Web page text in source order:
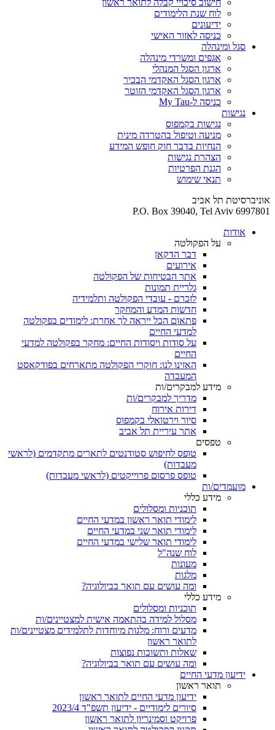
חישוב סיכויי קבלה לתואר ראשון
לוח שנת הלימודים
ידיעונים
כניסה לאזור האישי
סגל ומינהלה
אגפים ומשרדי מינהלה
ארגון הסגל המנהלי
ארגון הסגל האקדמי הבכיר
ארגון הסגל האקדמי הזוטר
כניסה ל-My Tau
נגישות
נגישות בקמפוס
מניעה וטיפול בהטרדה מינית
הנחיות בדבר חוק חופש המידע
הצהרת נגישות
הגנת הפרטיות
תנאי שימוש
אוניברסיטת תל אביב
P.O. Box 39040, Tel Aviv 6997801
אודות
על הפקולטה
דבר הדקאן
אירועים
אתר הבטיחות של הפקולטה
גלריית תמונות
לזכרם - עובדי הפקולטה ותלמידיה
חדשות המדע והמחקר
פתאום הכל ייראה לך אחרת: לימודים בפקולטה
למדעי החיים
על סודות ויסודות החיים: מחקר בפקולטה למדעי
החיים
האזינו לנו: חוקרי הפקולטה מתארחים בפודקאסט
המעבדה
מידע למבקרים/ות
מדריך למבקרים/ות
דירות אירוח
סיור וירטואלי בקמפוס
אתר עיריית תל אביב
טפסים
טופס לחיפוש סטודנטים לתארים מתקדמים (לראשי
מעבדות)
טופס פרסום פרוייקטים (לראשי מעבדות)
מועמדים/ות
מידע כללי
תוכניות ומסלולים
לימודי תואר ראשון במדעי החיים
לימודי תואר שני במדעי החיים
לימודי תואר שלישי במדעי החיים
לוח שנה"ל
מעונות
מלגות
ומה עושים עם תואר בביולוגיה?
מידע כללי
תוכניות ומסלולים
מסלול למידה בהתאמה אישית למצטיינים/ות
מדעים ורוח: מלגות מיוחדות לתלמידים מצטיינים/ות
לתואר ראשון
שאלות ותשובות נפוצות
ומה עושים עם תואר בביולוגיה?
ידיעון מדעי החיים
תואר ראשון
ידיעון מדעי החיים לתואר ראשון
סיורים לימודיים - ידיעון תשפ"ד 2023/4
פרויקט וסמינריון לתואר ראשון